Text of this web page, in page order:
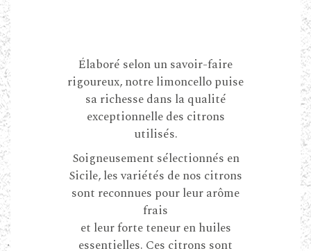
Élaboré selon un savoir-faire
rigoureux, notre limoncello puise
sa richesse dans la qualité
exceptionnelle des citrons
utilisés.
Soigneusement sélectionnés en
Sicile, les variétés de nos citrons
sont reconnues pour leur arôme
frais
et leur forte teneur en huiles
essentielles. Ces citrons sont